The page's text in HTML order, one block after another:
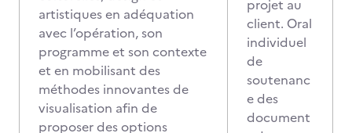
artistiques en adéquation
avec l’opération, son
programme et son contexte
et en mobilisant des
méthodes innovantes de
visualisation afin de
proposer des options
projet au
client. Oral
individuel
de
soutenanc
e des
document